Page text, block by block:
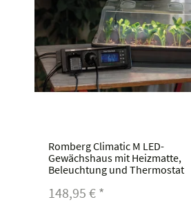
Romberg Climatic M LED-
Gewächshaus mit Heizmatte,
Beleuchtung und Thermostat
148,95 € *